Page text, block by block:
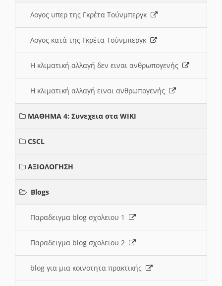
Λογος υπερ της Γκρέτα Τούνμπεργκ
Λογος κατά της Γκρέτα Τούνμπεργκ
Η κλιματική αλλαγή δεν ειναι ανθρωπογενής
Η κλιματική αλλαγή ειναι ανθρωπογενής
ΜΑΘΗΜΑ 4: Συνεχεια στα WIKI
CSCL
ΑΞΙΟΛΟΓΗΣΗ
Blogs
Παραδειγμα blog σχολειου 1
Παραδειγμα blog σχολειου 2
blog για μια κοινοτητα πρακτικής